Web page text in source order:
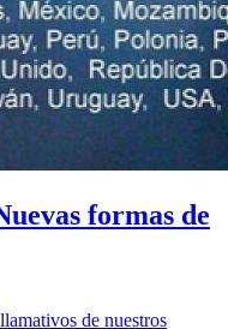
formas de
de nuestros